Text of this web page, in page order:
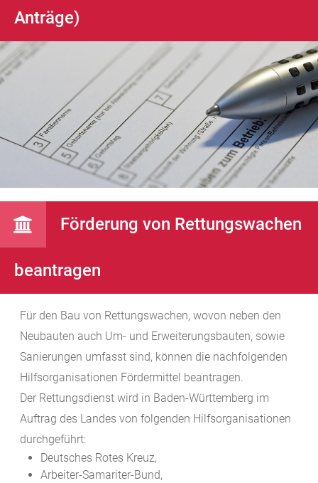
Anträge)
Förderung von Rettungswachen
beantragen
Für den Bau von Rettungswachen, wovon neben den
Neubauten auch Um- und Erweiterungsbauten, sowie
Sanierungen umfasst sind, können die nachfolgenden
Hilfsorganisationen Fördermittel beantragen.
Der Rettungsdienst wird in Baden-Württemberg im
Auftrag des Landes von folgenden Hilfsorganisationen
durchgeführt:
Deutsches Rotes Kreuz,
Arbeiter-Samariter-Bund,